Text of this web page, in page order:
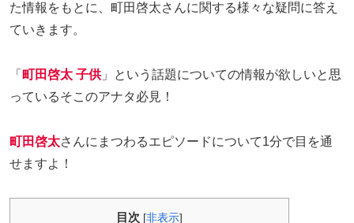
た情報をもとに、町田啓太さんに関する様々な疑問に答え
ていきます。
「 町田啓太 子供」という話題についての情報が欲しいと思
っているそこのアナタ必見！
町田啓太さんにまつわるエピソードについて1分で目を通
せますよ！
目次 [非表示]